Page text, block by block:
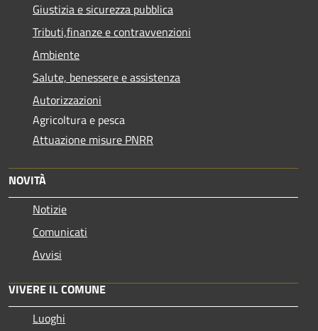
Giustizia e sicurezza pubblica
Tributi,finanze e contravvenzioni
Ambiente
Salute, benessere e assistenza
Autorizzazioni
Agricoltura e pesca
Attuazione misure PNRR
NOVITÀ
Notizie
Comunicati
Avvisi
VIVERE IL COMUNE
Luoghi